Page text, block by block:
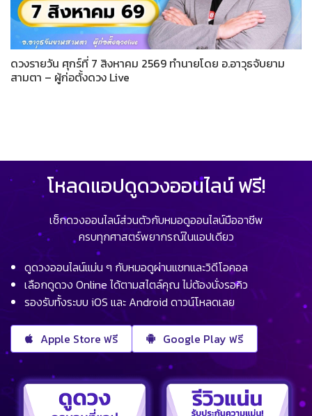
ดวงรายวัน ศุกร์ที่ 7 สิงหาคม 2569 ทำนายโดย อ.อาวุธจับยาม
สามตา – ผู้ก่อตั้งดวง Live
โหลดแอปดูดวงออนไลน์ ฟรี!
เช็กดวงออนไลน์ส่วนตัวกับหมอดูออนไลน์มืออาชีพ
ครบทุกศาสตร์พยากรณ์ในแอปเดียว
ดูดวงออนไลน์แม่น ๆ กับหมอดูผ่านแชทและวิดีโอคอล
เลือกดูดวง Online ได้ตามสไตล์คุณ ไม่ต้องนั่งรอคิว
รองรับทั้งระบบ iOS และ Android ดาวน์โหลดเลย
Apple Store ฟรี Google Play ฟรี